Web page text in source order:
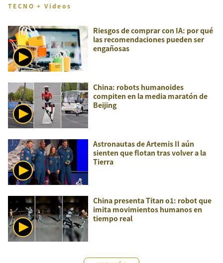
TECNO + Videos
Riesgos de comprar con IA: por qué
las recomendaciones pueden ser
engañosas
China: robots humanoides
compiten en la media maratón de
Beijing
Astronautas de Artemis II aún
sienten que flotan tras volver a la
Tierra
China presenta Titan o1: robot que
imita movimientos humanos en
tiempo real